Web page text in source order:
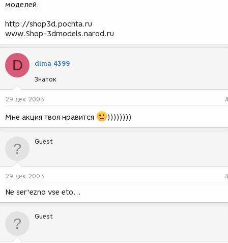
моделей.
http://shop3d.pochta.ru
www.Shop-3dmodels.narod.ru
D dima 4399
Знаток
29 дек 2003
Мне акция твоя нравится ))))))))
Guest
29 дек 2003
Ne ser'ezno vse eto...
Guest